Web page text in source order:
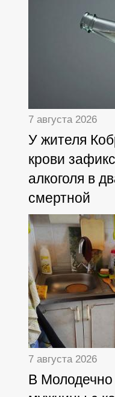
7 августа 2026
У жителя
крови
алкоголя в
смертной
7 августа 2026
В